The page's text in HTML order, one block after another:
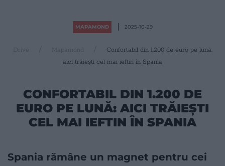
MAPAMOND 2025-10-29
Drive Mapamond
Confortabil din 1.200 de euro pe lună:
aici trăiești cel mai ieftin în Spania
CONFORTABIL DIN 1.200 DE
EURO PE LUNĂ: AICI TRĂIEȘTI
CEL MAI IEFTIN ÎN SPANIA
Spania rămâne un magnet pentru cei